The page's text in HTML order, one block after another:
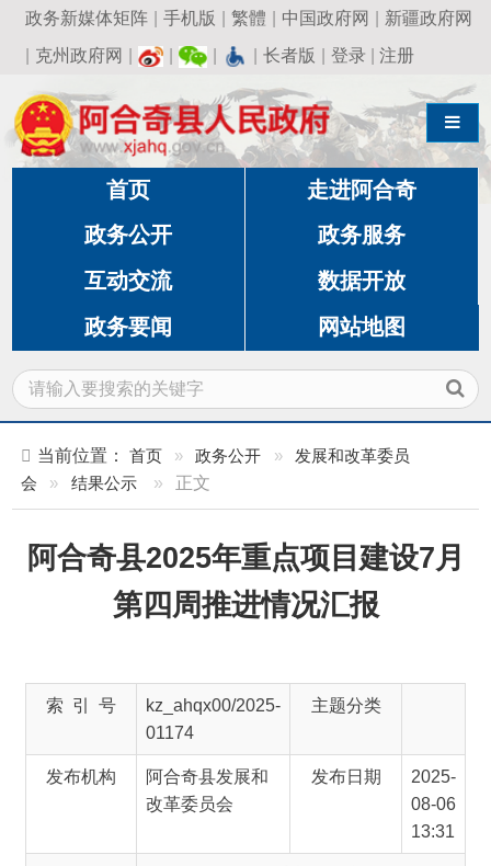
政务新媒体矩阵 | 手机版 繁體 | 中国政府网 | 新疆政府网
克州政府网 | | | 长者版 | 登录|注册
导航切换
首页 走进阿合奇
政务公开 政务服务
互动交流 数据开放
政务要闻 网站地图
会
» 结果公示 » 正文
阿合奇县2025年重点项目建设7月
第四周推进情况汇报
kz_ahqx00/2025-
主题分类
发布机构
阿合奇县发展和
改革委员会
发布日期
2025-
08-06
名 称
阿合奇县2025年重点项目建设7月第四
周推进情况汇报